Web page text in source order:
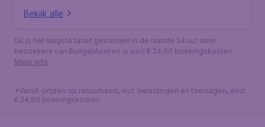
Bekijk alle
Dit is het laagste tarief gevonden in de laatste 24 uur door
bezoekers van BudgetAir.nl en is excl € 24,90 boekingskosten.
Meer info
*Vanaf-prijzen op retourbasis, incl. belastingen en toeslagen, excl.
€ 24,90 boekingskosten.